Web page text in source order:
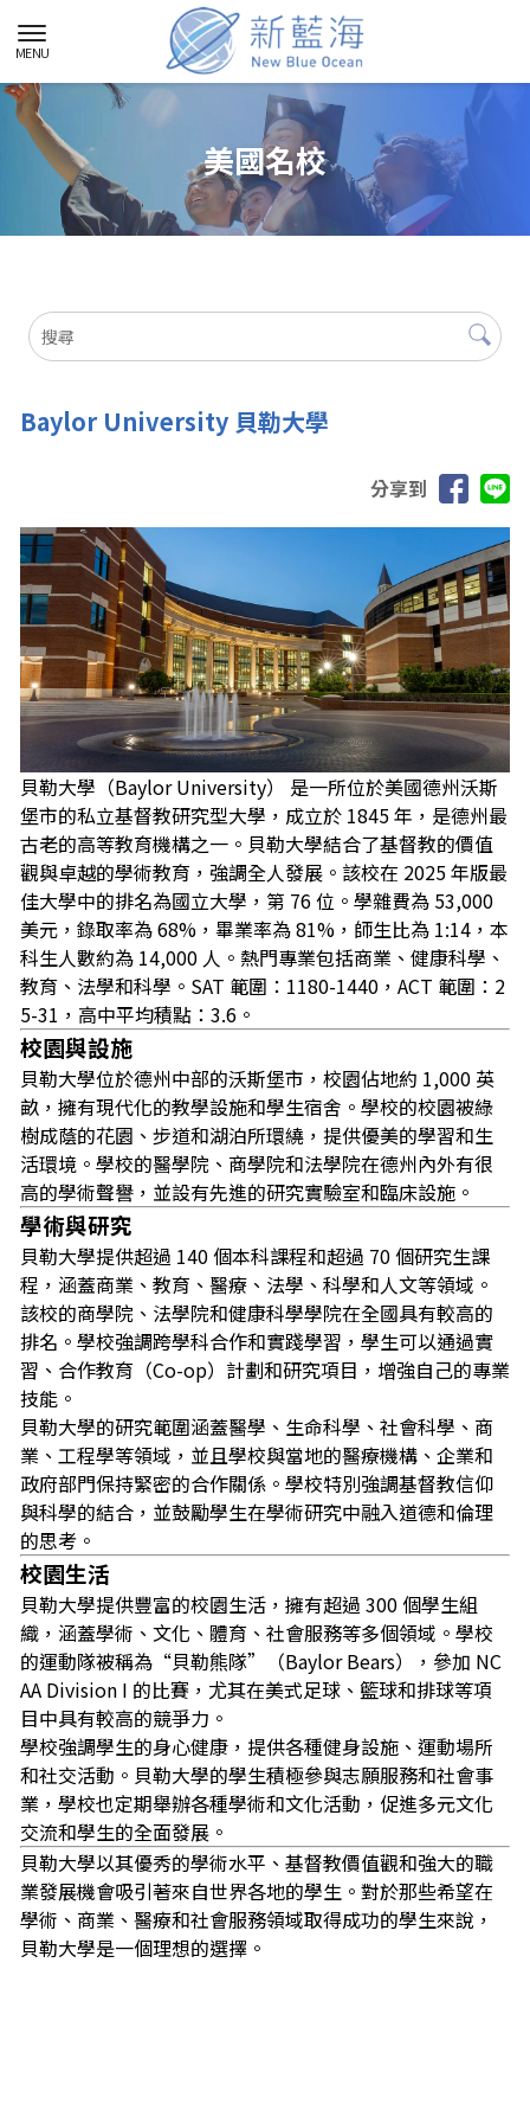
美國名校
Baylor University 貝勒大學
分享到
貝勒大學（Baylor University） 是一所位於美國德州沃斯
堡市的私立基督教研究型大學，成立於 1845 年，是德州最
古老的高等教育機構之一。貝勒大學結合了基督教的價值
觀與卓越的學術教育，強調全人發展。該校在 2025 年版最
佳大學中的排名為國立大學，第 76 位。學雜費為 53,000
美元，錄取率為 68%，畢業率為 81%，師生比為 1:14，本
科生人數約為 14,000 人。熱門專業包括商業、健康科學、
教育、法學和科學。SAT 範圍：1180-1440，ACT 範圍：2
5-31，高中平均積點：3.6。
校園與設施
貝勒大學位於德州中部的沃斯堡市，校園佔地約 1,000 英
畝，擁有現代化的教學設施和學生宿舍。學校的校園被綠
樹成蔭的花園、步道和湖泊所環繞，提供優美的學習和生
活環境。學校的醫學院、商學院和法學院在德州內外有很
高的學術聲譽，並設有先進的研究實驗室和臨床設施。
學術與研究
貝勒大學提供超過 140 個本科課程和超過 70 個研究生課
程，涵蓋商業、教育、醫療、法學、科學和人文等領域。
該校的商學院、法學院和健康科學學院在全國具有較高的
排名。學校強調跨學科合作和實踐學習，學生可以通過實
習、合作教育（Co-op）計劃和研究項目，增強自己的專業
技能。
貝勒大學的研究範圍涵蓋醫學、生命科學、社會科學、商
業、工程學等領域，並且學校與當地的醫療機構、企業和
政府部門保持緊密的合作關係。學校特別強調基督教信仰
與科學的結合，並鼓勵學生在學術研究中融入道德和倫理
的思考。
校園生活
貝勒大學提供豐富的校園生活，擁有超過 300 個學生組
織，涵蓋學術、文化、體育、社會服務等多個領域。學校
的運動隊被稱為“貝勒熊隊”（Baylor Bears），參加 NC
AA Division I 的比賽，尤其在美式足球、籃球和排球等項
目中具有較高的競爭力。
學校強調學生的身心健康，提供各種健身設施、運動場所
和社交活動。貝勒大學的學生積極參與志願服務和社會事
業，學校也定期舉辦各種學術和文化活動，促進多元文化
交流和學生的全面發展。
貝勒大學以其優秀的學術水平、基督教價值觀和強大的職
業發展機會吸引著來自世界各地的學生。對於那些希望在
學術、商業、醫療和社會服務領域取得成功的學生來說，
貝勒大學是一個理想的選擇。